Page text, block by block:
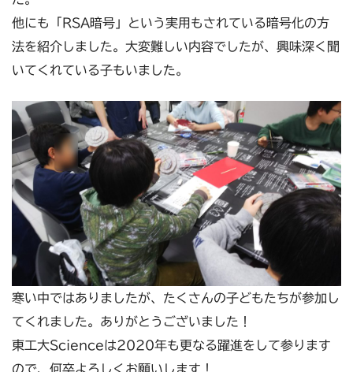
他にも「RSA暗号」という実用もされている暗号化の方
法を紹介しました。大変難しい内容でしたが、興味深く聞
いてくれている子もいました。
寒い中ではありましたが、たくさんの子どもたちが参加し
てくれました。ありがとうございました！
東工大Scienceは2020年も更なる躍進をして参ります
ので、何卒よろしくお願いします！